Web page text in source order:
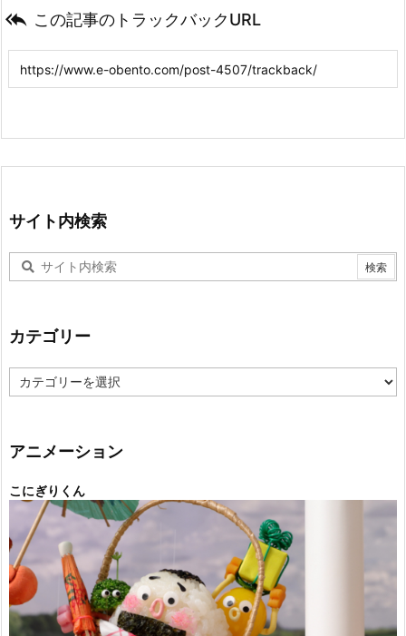
 この記事のトラックバックURL
サイト内検索
カテゴリー
テ
ー
アニメーション
こにぎりくん